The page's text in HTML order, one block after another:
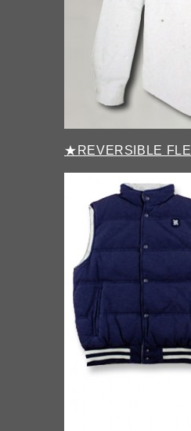
★REVERSIBLE